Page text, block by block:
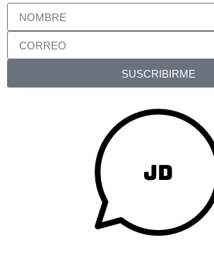
SUSCRIBIRME